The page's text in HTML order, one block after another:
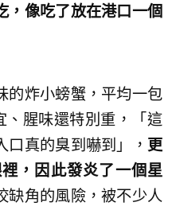
，像吃了放在港口一個
的炸小螃蟹，平均一包
、腥味還特別重，「這
口真的臭到嚇到」， 更
，因此發炎了一個星
缺角的風險，被不少人